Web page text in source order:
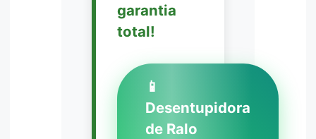
garantia
total!
📱
Desentupidora
de Ralo